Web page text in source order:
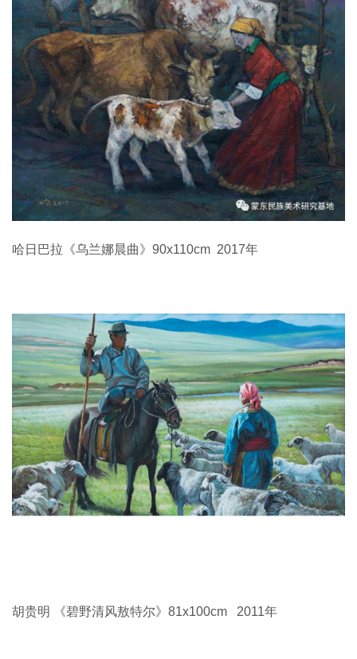
哈日巴拉《乌兰娜晨曲》90x110cm 2017年
胡贵明 《碧野清风敖特尔》81x100cm 2011年